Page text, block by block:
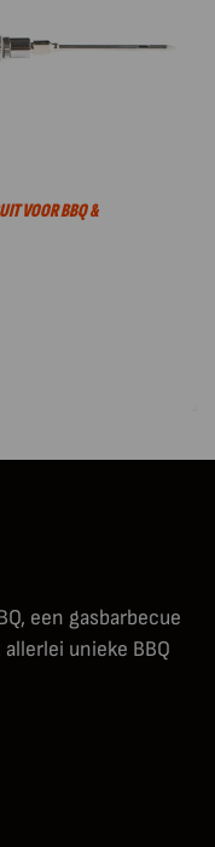
VOOR BBQ &
een gasbarbecue
unieke BBQ